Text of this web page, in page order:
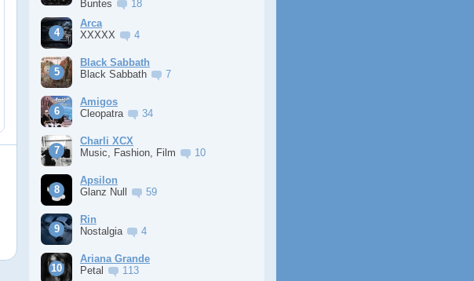
Buntes
18
Arca
XXXXX
4
Black Sabbath
Black Sabbath
7
Amigos
Cleopatra
34
Charli XCX
Music, Fashion, Film
10
Apsilon
Glanz Null
59
Rin
Nostalgia
4
Ariana Grande
Petal
113